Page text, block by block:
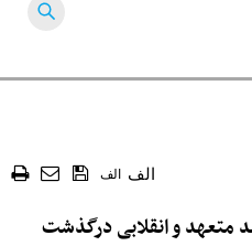
الف الف
و انقلابی درگذشت